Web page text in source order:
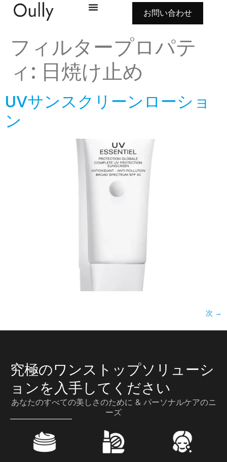
お問い合わせ
フィルタープロパテ
ィ: 日焼け止め
UVサンスクリーンローショ
ン
次 →
究極のワンストップソリューシ
ョンを入手してください
あなたのすべての美しさのために & パーソナルケアのニ
ーズ